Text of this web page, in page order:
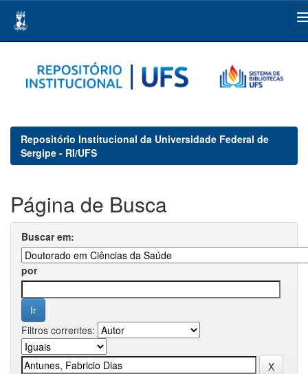
navigation
Repositório Institucional da Universidade Federal de
Sergipe - RI/UFS
Página de Busca
Buscar em:
por
Filtros correntes: